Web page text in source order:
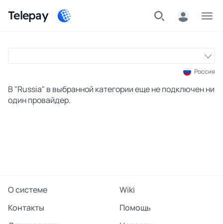
Telepay
Меню
Россия
В "Russia" в выбранной категории еще не подключен ни
один провайдер.
О системе
Wiki
Контакты
Помощь